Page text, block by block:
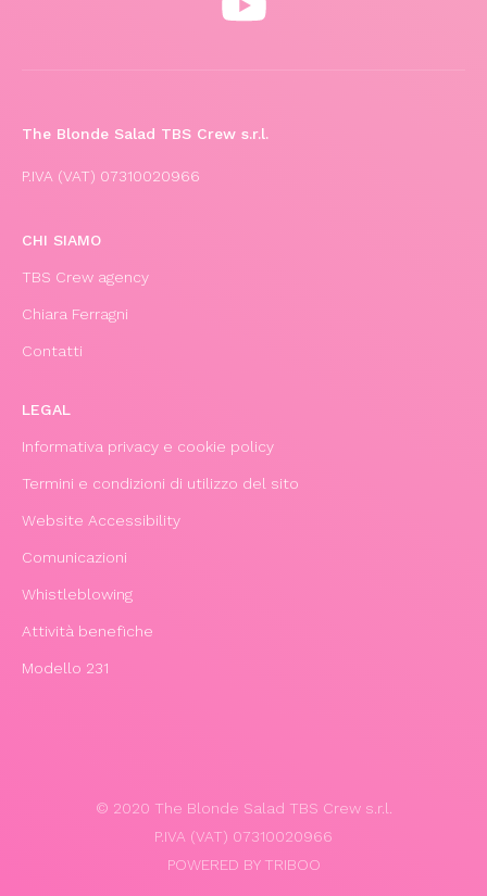
The Blonde Salad TBS Crew s.r.l.
P.IVA (VAT) 07310020966
CHI SIAMO
TBS Crew agency
Chiara Ferragni
Contatti
LEGAL
Informativa privacy e cookie policy
Termini e condizioni di utilizzo del sito
Website Accessibility
Comunicazioni
Whistleblowing
Attività benefiche
Modello 231
© 2020 The Blonde Salad TBS Crew s.r.l.
P.IVA (VAT) 07310020966
POWERED BY TRIBOO